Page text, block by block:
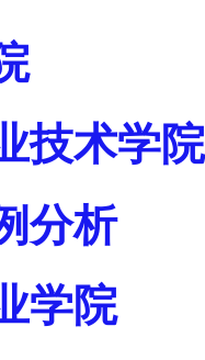
技术学院
分析
学院